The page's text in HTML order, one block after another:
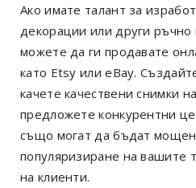
Ако имате талант за
декорации или други
можете да ги продавате
като Etsy или eBay.
качете качествени снимки
предложете конкурентни
също могат да бъдат мощен
популяризиране на вашите
на клиенти.